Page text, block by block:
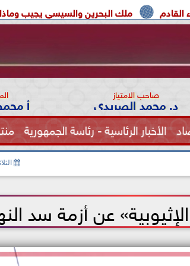
البحرين والسيسي يجيب وماذا بعد
صاحب الامتياز
د. محمد الصريدي أ
الأخبار الرئاسية - رئاسة الجمهورية
الصحة الثلاثاء،
عن أزمة سد